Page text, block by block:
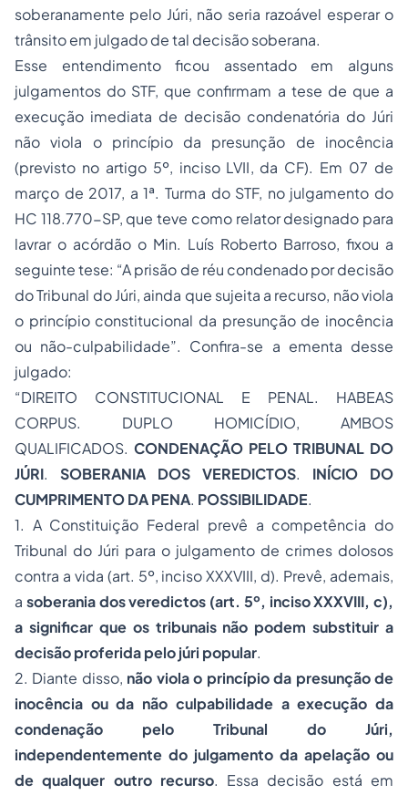
soberanamente pelo Júri, não seria razoável esperar o
trânsito em julgado de tal decisão soberana.
Esse entendimento ficou assentado em alguns
julgamentos do STF, que confirmam a tese de que a
execução imediata de decisão condenatória do Júri
não viola o princípio da presunção de inocência
(previsto no artigo 5º, inciso LVII, da CF). Em 07 de
março de 2017, a 1ª. Turma do STF, no julgamento do
HC 118.770-SP, que teve como relator designado para
lavrar o acórdão o Min. Luís Roberto Barroso, fixou a
seguinte tese: “A prisão de réu condenado por decisão
do Tribunal do Júri, ainda que sujeita a recurso, não viola
o princípio constitucional da presunção de inocência
ou não-culpabilidade”. Confira-se a ementa desse
julgado:
“DIREITO CONSTITUCIONAL E PENAL. HABEAS
CORPUS. DUPLO HOMICÍDIO, AMBOS
QUALIFICADOS. CONDENAÇÃO PELO TRIBUNAL DO
JÚRI. SOBERANIA DOS VEREDICTOS. INÍCIO DO
CUMPRIMENTO DA PENA. POSSIBILIDADE.
1. A Constituição Federal prevê a competência do
Tribunal do Júri para o julgamento de crimes dolosos
contra a vida (art. 5º, inciso XXXVIII, d). Prevê, ademais,
a soberania dos veredictos (art. 5º, inciso XXXVIII, c),
a significar que os tribunais não podem substituir a
decisão proferida pelo júri popular.
2. Diante disso, não viola o princípio da presunção de
inocência ou da não culpabilidade a execução da
condenação pelo Tribunal do Júri,
independentemente do julgamento da apelação ou
de qualquer outro recurso. Essa decisão está em